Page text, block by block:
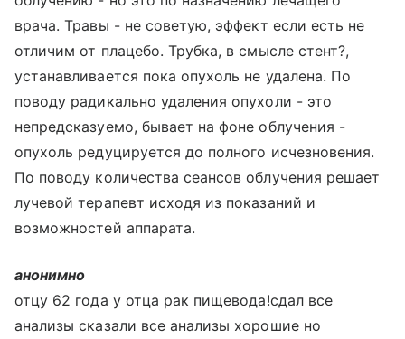
врача. Травы - не советую, эффект если есть не
отличим от плацебо. Трубка, в смысле стент?,
устанавливается пока опухоль не удалена. По
поводу радикально удаления опухоли - это
непредсказуемо, бывает на фоне облучения -
опухоль редуцируется до полного исчезновения.
По поводу количества сеансов облучения решает
лучевой терапевт исходя из показаний и
возможностей аппарата.
анонимно
отцу 62 года у отца рак пищевода!сдал все
анализы сказали все анализы хорошие но